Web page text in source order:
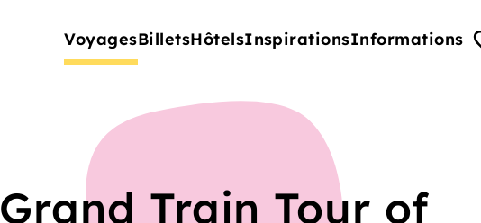
VoyagesBilletsHôtelsInspirationsInformations
Grand Train Tour of